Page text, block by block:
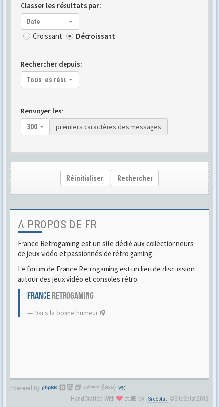
Classer les résultats par:
Date
Croissant Décroissant
Rechercher depuis:
Tous les résultats
Renvoyer les:
300 premiers caractères des messages
Réinitialiser Rechercher
A PROPOS DE FR
France Retrogaming est un site dédié aux collectionneurs
de jeux vidéo et passionnés de rétro gaming.
Le forum de France Retrogaming est un lieu de discussion
autour des jeux vidéo et consoles rétro.
FRANCERETROGAMING
Dans la bonne humeur !
Powered By
HandCrafted With
et by: SiteSplat ©SiteSplat 2013